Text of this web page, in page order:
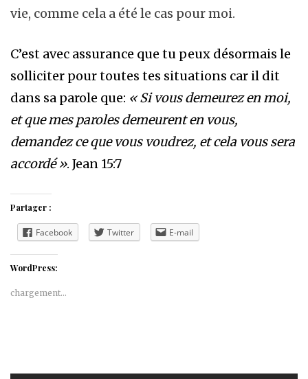
vie, comme cela a été le cas pour moi.
C’est avec assurance que tu peux désormais le
solliciter pour toutes tes situations car il dit
dans sa parole que: « Si vous demeurez en moi,
et que mes paroles demeurent en vous,
demandez ce que vous voudrez, et cela vous sera
accordé ». Jean 15:7
Partager :
Facebook Twitter E-mail
WordPress:
chargement…